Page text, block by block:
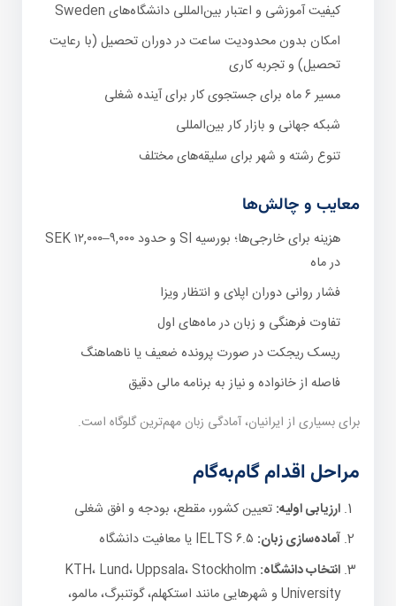
کیفیت آموزشی و اعتبار بین‌المللی دانشگاه‌های Sweden
امکان بدون محدودیت ساعت در دوران تحصیل (با رعایت
تحصیل) و تجربه کاری
مسیر ۶ ماه برای جستجوی کار برای آینده شغلی
شبکه جهانی و بازار کار بین‌المللی
تنوع رشته و شهر برای سلیقه‌های مختلف
معایب و چالش‌ها
هزینه برای خارجی‌ها؛ بورسیه SI و حدود ۹,۰۰۰–۱۲,۰۰۰ SEK
در ماه
فشار روانی دوران اپلای و انتظار ویزا
تفاوت فرهنگی و زبان در ماه‌های اول
ریسک ریجکت در صورت پرونده ضعیف یا ناهماهنگ
فاصله از خانواده و نیاز به برنامه مالی دقیق
برای بسیاری از ایرانیان، آمادگی زبان مهم‌ترین گلوگاه است.
مراحل اقدام گام‌به‌گام
ارزیابی اولیه: تعیین کشور، مقطع، بودجه و افق شغلی
آماده‌سازی زبان:
انتخاب دانشگاه: KTH، Lund، Uppsala، Stockholm
University و شهرهایی مانند استکهلم، گوتنبرگ، مالمو،